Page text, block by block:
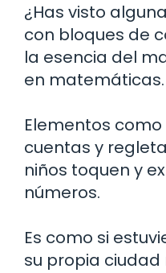
¿Has visto
con bloques de
la esencia del
en matemáticas.
Elementos
cuentas y
niños toquen y
números.
Es como si
su propia